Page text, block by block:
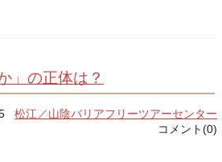
」の正体は？
松江／山陰バリアフリーツアーセンター
コメント(0)